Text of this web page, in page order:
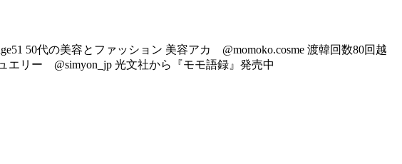
50代の美容とファッション 美容アカ @momoko.cosme 渡韓回数80回越
エリー @simyon_jp 光文社から『モモ語録』発売中